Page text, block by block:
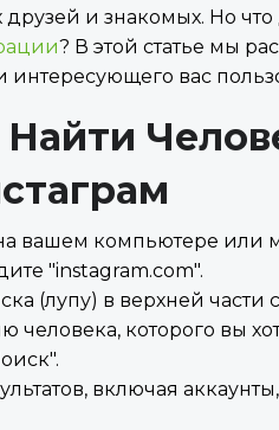
и знакомых. Но
? В этой статье мы
интересующего вас
вашем компьютере или
"instagram.com".
(лупу) в верхней части
которого вы
включая